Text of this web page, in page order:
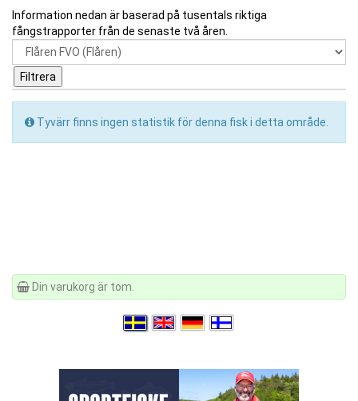
Information nedan är baserad på tusentals riktiga
fångstrapporter från de senaste två åren.
Tyvärr finns ingen statistik för denna fisk i detta område.
Din varukorg är tom.